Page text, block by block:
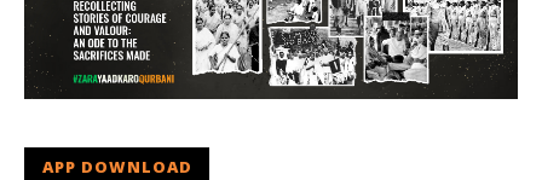
APP DOWNLOAD